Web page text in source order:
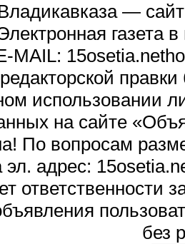
—
газета
MAIL:
использовании
на сайте
По вопросам
эл. адрес:
без